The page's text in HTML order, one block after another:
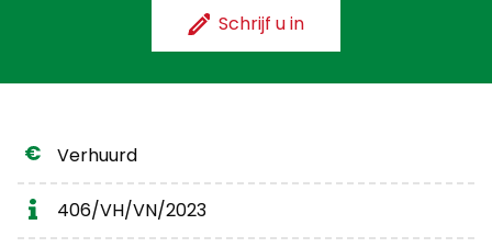
Schrijf u in
Verhuurd
406/VH/VN/2023